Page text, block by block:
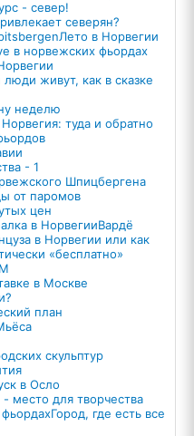
- север!
северян?
Лето в Норвегии
в норвежских фьордах
живут, как в сказке
неделю
туда и обратно
- 1
Шпицбергена
от паромов
цен
в НорвегииВардё
в Норвегии или как
«бесплатно»
в Москве
план
скульптур
в Осло
- место для творчества
Город, где есть все